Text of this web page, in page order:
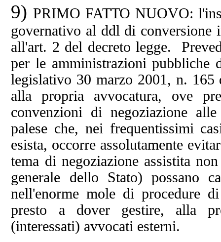
9)PRIMO FATTO NUOVO:
governativo al ddl di conversione
all'art. 2 del decreto legge.
per le amministrazioni pubbliche
legislativo 30 marzo 2001, n. 165
alla propria avvocatura, ove
convenzioni di negoziazione
palese che, nei frequentissimi
esista, occorre assolutamente
tema di negoziazione assistita
generale dello Stato) possano
nell'enorme mole di procedure
presto a dover gestire, alla
(interessati) avvocati esterni.